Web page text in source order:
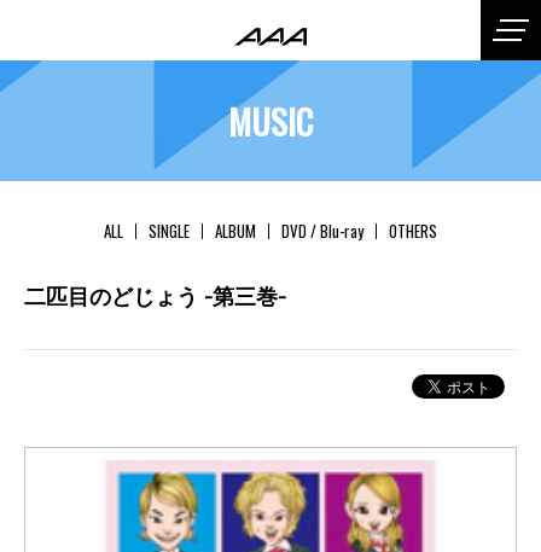
MUSIC
ALL SINGLE ALBUM DVD / Blu-ray OTHERS
二匹目のどじょう -第三巻-